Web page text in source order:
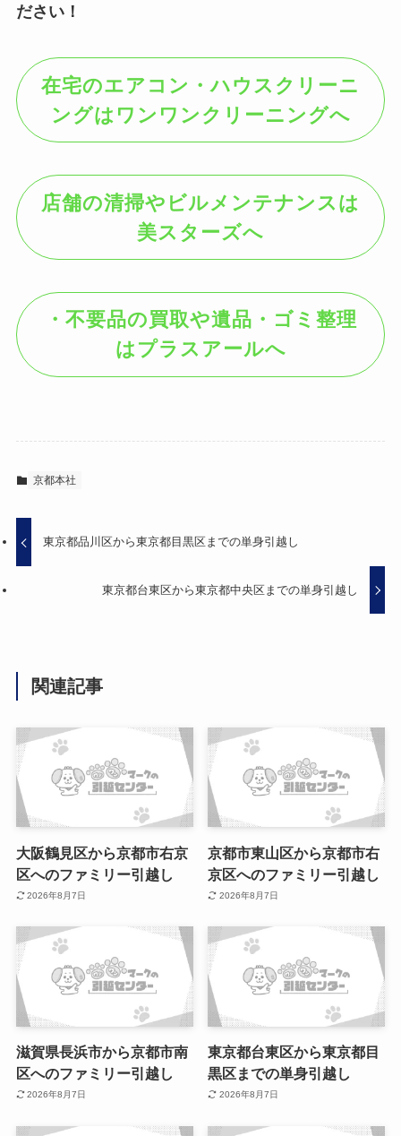
ださい！
在宅のエアコン・ハウスクリーニ
ングはワンワンクリーニングへ
店舗の清掃やビルメンテナンスは
美スターズへ
・不要品の買取や遺品・ゴミ整理
はプラスアールへ
京都本社
東京都品川区から東京都目黒区までの単身引越し
東京都台東区から東京都中央区までの単身引越し
関連記事
大阪鶴見区から京都市右京
区へのファミリー引越し
2026年8月7日
京都市東山区から京都市右
京区へのファミリー引越し
2026年8月7日
滋賀県長浜市から京都市南
区へのファミリー引越し
2026年8月7日
東京都台東区から東京都目
黒区までの単身引越し
2026年8月7日